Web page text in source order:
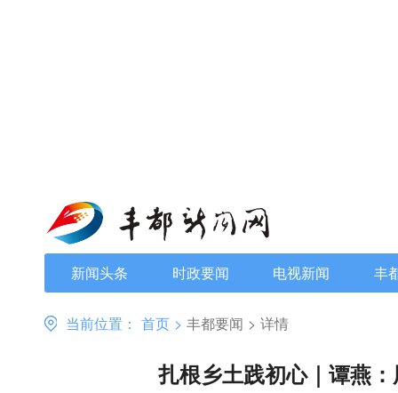
新闻头条 时政要闻 电视新闻 丰
当前位置： 首页 > 丰都要闻 > 详情
扎根乡土践初心｜谭燕